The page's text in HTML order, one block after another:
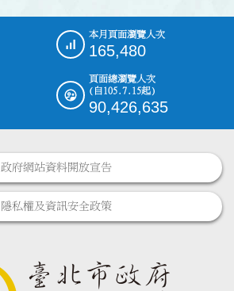
本月頁面瀏覽人次
165,480
頁面總瀏覽人次
(自105.7.15起)
90,426,635
政府網站資料開放宣告
隱私權及資訊安全政策